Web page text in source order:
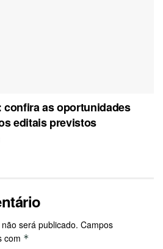
confira as oportunidades
editais previstos
será publicado. Campos
com *